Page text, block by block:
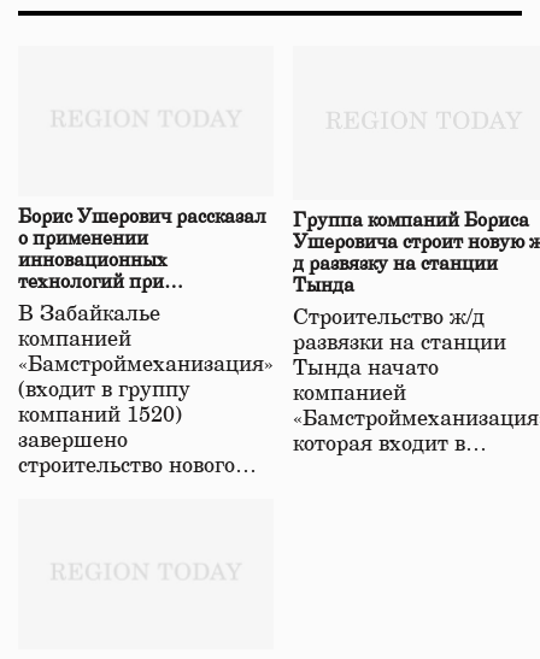
Борис Ушерович рассказал
о применении
инновационных
технологий при
строительстве нового моста
в Забайкалье
В Забайкалье
компанией
«Бамстроймеханизация»
(входит в группу
компаний 1520)
завершено
строительство нового…
Группа компаний Бориса
Ушеровича строит новую
д развязку на станции
Тында
Строительство ж/д
развязки на станции
Тында начато
компанией
которая входит в…